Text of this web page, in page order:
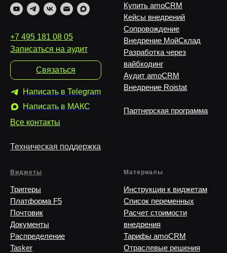
+7 495 181 08 05
Записаться на аудит
Связаться
Написать в Telegram
Написать в MAКС
Все контакты
Техническая поддержка
Купить amoCRM
Кейсы внедрений
Сопровождение
Внедрение МойСклад
Разработка через
вайбкодинг
Аудит amoCRM
Внедрение Roistat
Партнерская программа
Виджеты
Триггеры
Платформа F5
Почтовик
Документы
Распределение
Tasker
Материалы
Инструкции к виджетам
Список переменных
Расчет стоимости
внедрения
Тарифы amoCRM
Отраслевые решения